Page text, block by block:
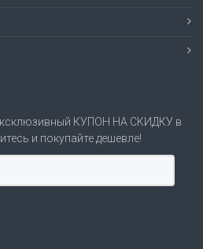
КУПОН НА СКИДКУ в
и покупайте дешевле!